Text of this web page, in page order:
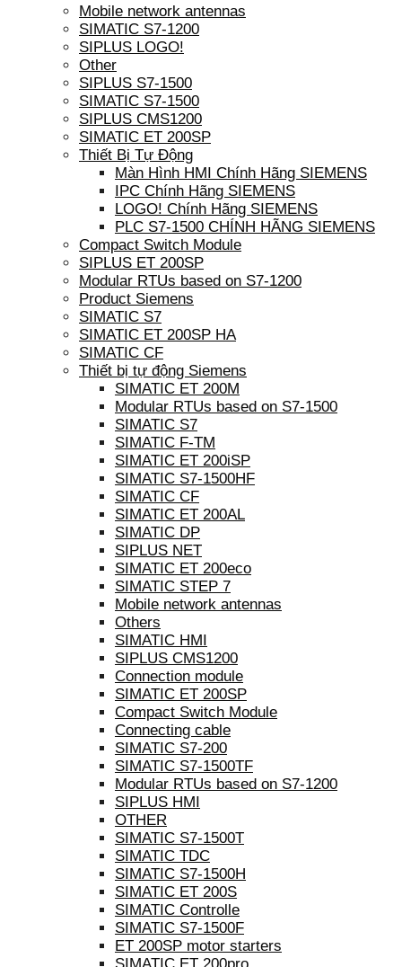
Mobile network antennas
SIMATIC S7-1200
SIPLUS LOGO!
Other
SIPLUS S7-1500
SIMATIC S7-1500
SIPLUS CMS1200
SIMATIC ET 200SP
Thiết Bị Tự Động
Màn Hình HMI Chính Hãng SIEMENS
IPC Chính Hãng SIEMENS
LOGO! Chính Hãng SIEMENS
PLC S7-1500 CHÍNH HÃNG SIEMENS
Compact Switch Module
SIPLUS ET 200SP
Modular RTUs based on S7-1200
Product Siemens
SIMATIC S7
SIMATIC ET 200SP HA
SIMATIC CF
Thiết bị tự động Siemens
SIMATIC ET 200M
Modular RTUs based on S7-1500
SIMATIC S7
SIMATIC F-TM
SIMATIC ET 200iSP
SIMATIC S7-1500HF
SIMATIC CF
SIMATIC ET 200AL
SIMATIC DP
SIPLUS NET
SIMATIC ET 200eco
SIMATIC STEP 7
Mobile network antennas
Others
SIMATIC HMI
SIPLUS CMS1200
Connection module
SIMATIC ET 200SP
Compact Switch Module
Connecting cable
SIMATIC S7-200
SIMATIC S7-1500TF
Modular RTUs based on S7-1200
SIPLUS HMI
OTHER
SIMATIC S7-1500T
SIMATIC TDC
SIMATIC S7-1500H
SIMATIC ET 200S
SIMATIC Controlle
SIMATIC S7-1500F
ET 200SP motor starters